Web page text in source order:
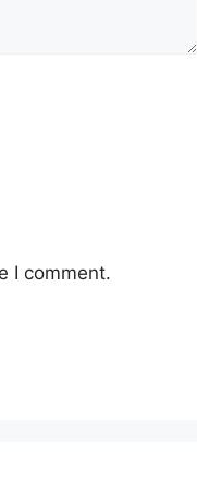
I comment.